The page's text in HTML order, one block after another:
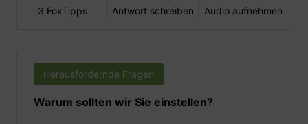
3 FoxTipps Antwort schreiben Audio aufnehmen
Herausfordernde Fragen
Warum sollten wir Sie einstellen?